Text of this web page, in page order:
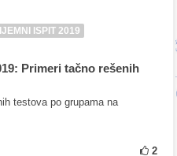
ISPIT 2019
Primeri tačno rešenih
testova po grupama na
2